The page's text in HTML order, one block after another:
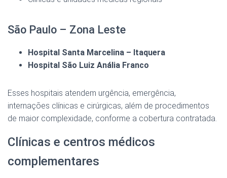
São Paulo – Zona Leste
Hospital Santa Marcelina – Itaquera
Hospital São Luiz Anália Franco
Esses hospitais atendem urgência, emergência,
internações clínicas e cirúrgicas, além de procedimentos
de maior complexidade, conforme a cobertura contratada.
Clínicas e centros médicos
complementares